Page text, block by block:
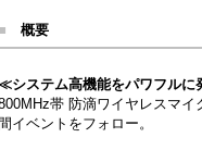
■ 概要
システム高機能をパワフル
帯 防滴ワイヤレスマ
イベントをフォロー。